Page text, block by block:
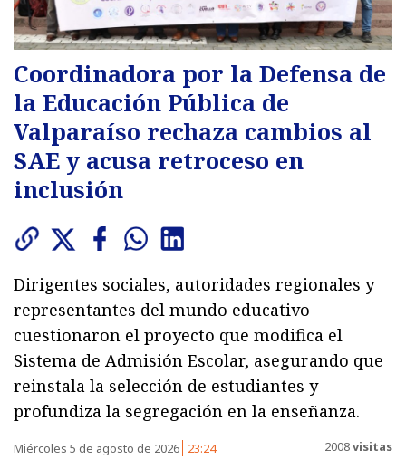
Coordinadora por la Defensa de
la Educación Pública de
Valparaíso rechaza cambios al
SAE y acusa retroceso en
inclusión
Dirigentes sociales, autoridades regionales y
representantes del mundo educativo
cuestionaron el proyecto que modifica el
Sistema de Admisión Escolar, asegurando que
reinstala la selección de estudiantes y
profundiza la segregación en la enseñanza.
Miércoles 5 de agosto de 2026 23:24 2008visitas